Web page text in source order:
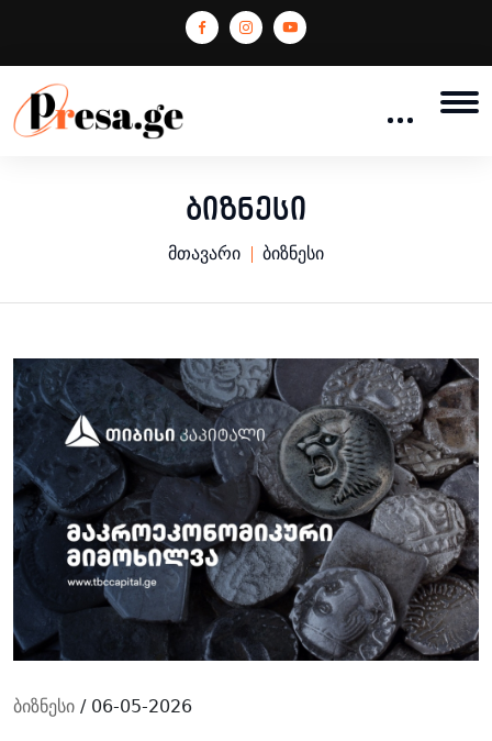
ბიზნესი
მთავარი ბიზნესი
ბიზნესი / 06-05-2026